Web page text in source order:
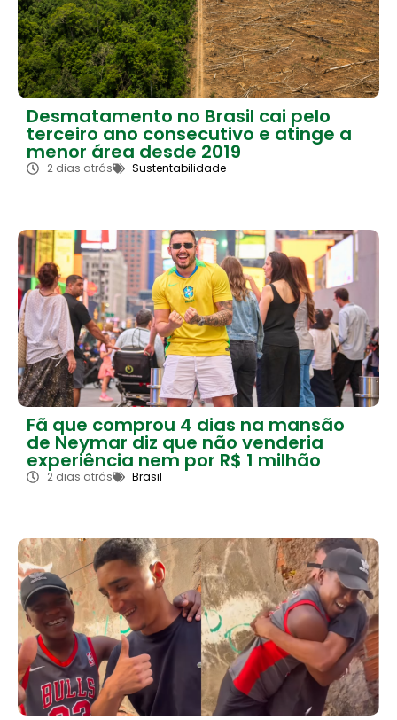
Desmatamento no Brasil cai pelo
terceiro ano consecutivo e atinge a
menor área desde 2019
2 dias atrás Sustentabilidade
Fã que comprou 4 dias na mansão
de Neymar diz que não venderia
experiência nem por R$ 1 milhão
2 dias atrás Brasil